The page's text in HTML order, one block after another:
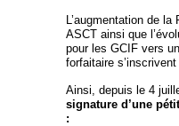
L’augmentation de
ASCT ainsi que
pour les GCIF vers
forfaitaire
Ainsi, depuis le 4
signature d’une
: